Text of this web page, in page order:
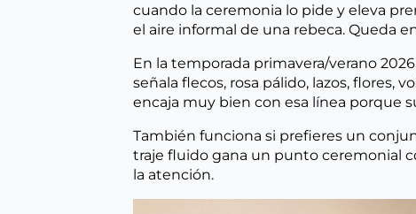
cuando la ceremonia lo pide y eleva
el aire informal de una rebeca. Queda
En la temporada primavera/verano
señala flecos, rosa pálido, lazos, flores,
encaja muy bien con esa línea porque
También funciona si prefieres un
traje fluido gana un punto ceremonial
la atención.